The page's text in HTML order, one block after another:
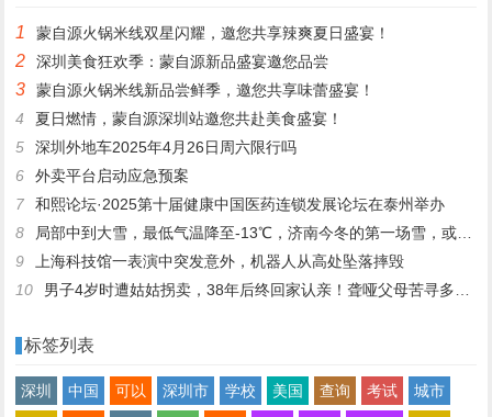
1 蒙自源火锅米线双星闪耀，邀您共享辣爽夏日盛宴！
2 深圳美食狂欢季：蒙自源新品盛宴邀您品尝
3
蒙自源火锅米线新品尝鲜季，邀您共享味蕾盛宴！
4
夏日燃情，蒙自源深圳站邀您共赴美食盛宴！
5
深圳外地车2025年4月26日周六限行吗
6
外卖平台启动应急预案
7
和熙论坛·2025第十届健康中国医药连锁发展论坛在泰州举办
8
局部中到大雪，最低气温降至-13℃，济南今冬的第一场雪，或跟去年同一时间！
9
上海科技馆一表演中突发意外，机器人从高处坠落摔毁
10
男子4岁时遭姑姑拐卖，38年后终回家认亲！聋哑父母苦寻多年，母亲已抱憾离世丨红星寻人
标签列表
深圳 中国 可以 深圳市 学校 美国 查询 考试
城市